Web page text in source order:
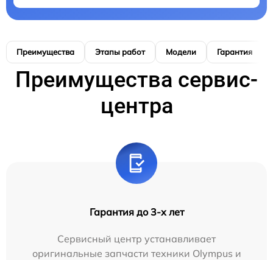
Преимущества Этапы работ Модели Гарантия
Преимущества сервис-
центра
Гарантия до 3-х лет
Сервисный центр устанавливает
оригинальные запчасти техники Olympus и